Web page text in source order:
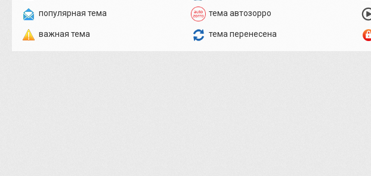
популярная тема
важная тема
тема автозорро
тема перенесена